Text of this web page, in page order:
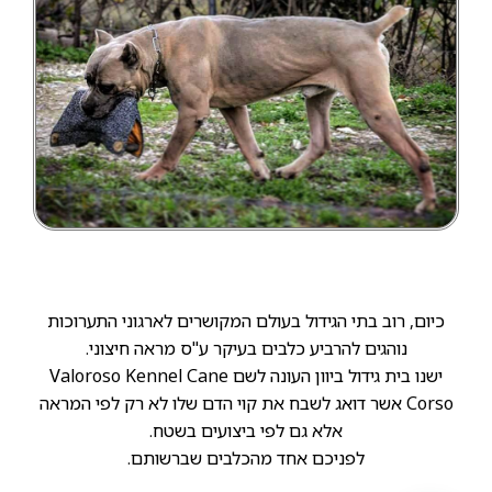
כיום, רוב בתי הגידול בעולם המקושרים לארגוני התערוכות
נוהגים להרביע כלבים בעיקר ע"ס מראה חיצוני.
ישנו בית גידול ביוון העונה לשם Valoroso Kennel Cane
Corso אשר דואג לשבח את קוי הדם שלו לא רק לפי המראה
אלא גם לפי ביצועים בשטח.
לפניכם אחד מהכלבים שברשותם.